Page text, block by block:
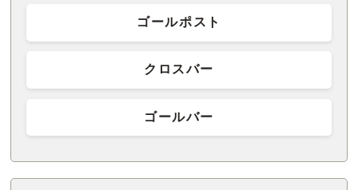
ゴールポスト
クロスバー
ゴールバー